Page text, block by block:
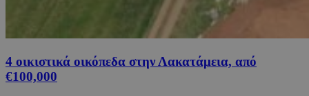
4 οικιστικά οικόπεδα στην Λακατάμεια, από
€100,000